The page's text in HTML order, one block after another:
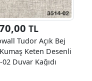
TL
Tudor Açık Bej
Keten Desenli
Duvar Kağıdı